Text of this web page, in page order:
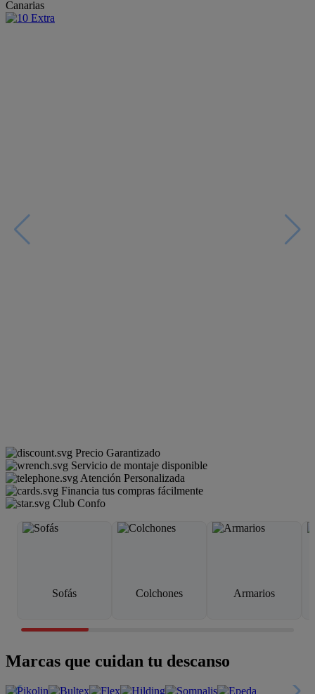
Canarias
Precio Garantizado
Servicio de montaje disponible
Atención Personalizada
Financia tus compras fácilmente
Club Confo
Sofás Colchones Armarios
Marcas que cuidan tu descanso